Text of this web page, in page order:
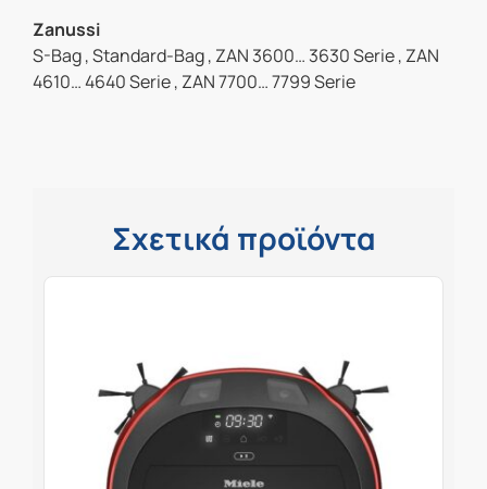
Zanussi
S-Bag , Standard-Bag , ZAN 3600… 3630 Serie , ZAN
4610… 4640 Serie , ZAN 7700… 7799 Serie
Σχετικά προϊόντα